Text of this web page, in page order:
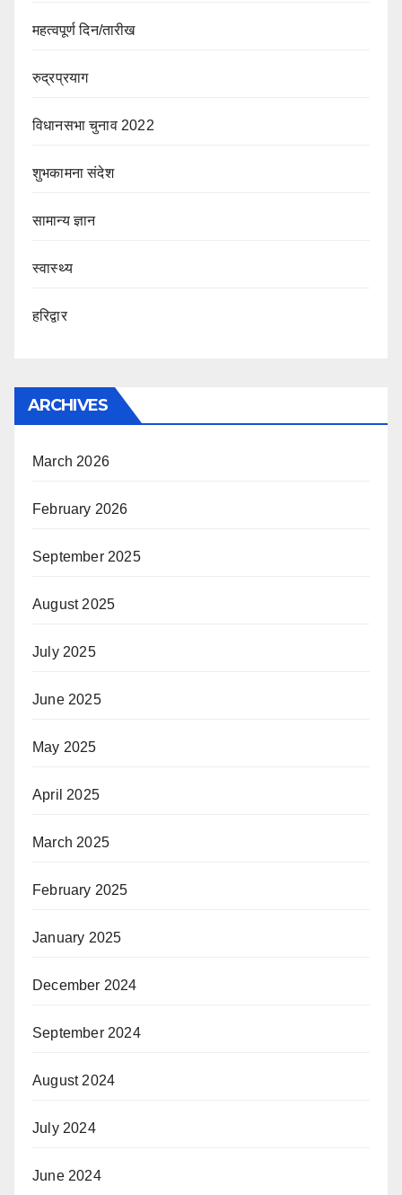
महत्वपूर्ण दिन/तारीख
रुद्रप्रयाग
विधानसभा चुनाव 2022
शुभकामना संदेश
सामान्य ज्ञान
स्वास्थ्य
हरिद्वार
ARCHIVES
March 2026
February 2026
September 2025
August 2025
July 2025
June 2025
May 2025
April 2025
March 2025
February 2025
January 2025
December 2024
September 2024
August 2024
July 2024
June 2024